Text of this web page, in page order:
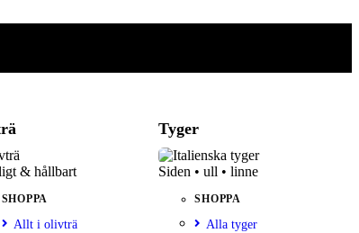
& hållbart
SHOPPA
Allt i olivträ
Tyger
Siden • ull • linne
SHOPPA
Alla tyger